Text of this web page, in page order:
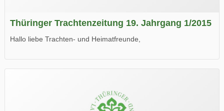
Thüringer Trachtenzeitung 19. Jahrgang 1/2015
Hallo liebe Trachten- und Heimatfreunde,
Wir wünschen Euch viel Spaß beim Lesen.